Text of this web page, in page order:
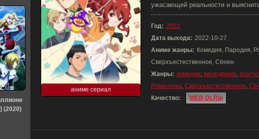
аниме сериал
ужасающей реальности и
Год: 2022
Дата выхода: 2022-10-27
Аниме жанры: Комедия, Пародия,
Сверхъестественное, Сёнен
Жанры: комедия, мелодрама,
Романтика, Сверхъестественное,
Качество:
WEB-DLRip
(2020)